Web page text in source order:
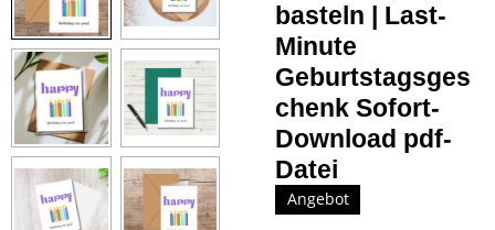
basteln | Last-
Minute
Geburtstagsges
chenk Sofort-
Download pdf-
Datei
Angebot